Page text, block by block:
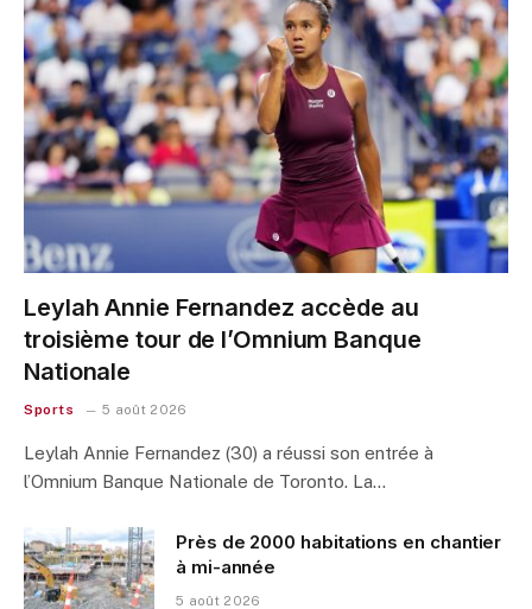
Leylah Annie Fernandez accède au
troisième tour de l’Omnium Banque
Nationale
Sports 5 août 2026
Leylah Annie Fernandez (30) a réussi son entrée à
l’Omnium Banque Nationale de Toronto. La…
Près de 2000 habitations en chantier
à mi-année
5 août 2026